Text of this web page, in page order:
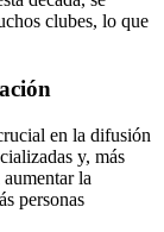
clubes, lo que
en la difusión
y, más
la
personas